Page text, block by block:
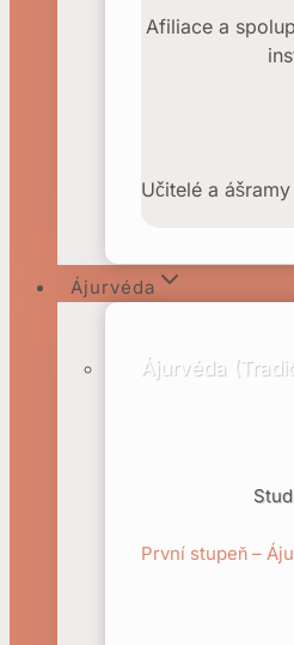
Afiliace a
Učitelé a
Ájurvéda
Ájurvéda
První stupeň –